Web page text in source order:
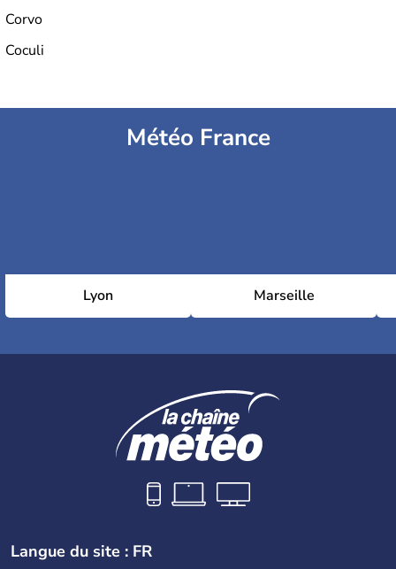
Corvo
Coculi
Météo France
Lyon Marseille
Langue du site : FR